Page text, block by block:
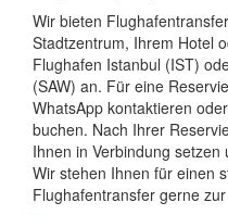
Wir bieten
Stadtzentrum, Ihrem Hotel
Flughafen Istanbul (IST)
(SAW) an. Für eine
WhatsApp kontaktieren
buchen. Nach Ihrer
Ihnen in Verbindung
Wir stehen Ihnen für einen
Flughafentransfer gerne